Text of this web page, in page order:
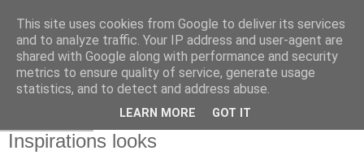
Inspirations looks
This site uses cookies from Google to deliver its services
and to analyze traffic. Your IP address and user-agent are
shared with Google along with performance and security
metrics to ensure quality of service, generate usage
statistics, and to detect and address abuse.
LEARN MORE GOT IT